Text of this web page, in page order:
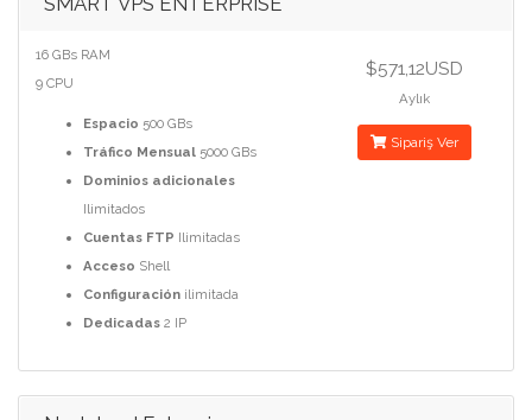
16 GBs RAM
9 CPU
Espacio 500 GBs
Tráfico Mensual 5000 GBs
Dominios adicionales
Ilimitados
Cuentas FTP Ilimitadas
Acceso Shell
Configuración ilimitada
Dedicadas 2 IP
$571,12USD
Aylık
Sipariş Ver